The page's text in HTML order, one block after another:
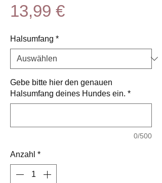
13,99 €Preis
Halsumfang *
Gebe bitte hier den genauen
Halsumfang deines Hundes ein. *
0/500
Anzahl *